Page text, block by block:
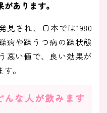
あります。
見され、日本では1980
病や躁うつ病の躁状態
高い値で、良い効果が
。
んな人が飲みます